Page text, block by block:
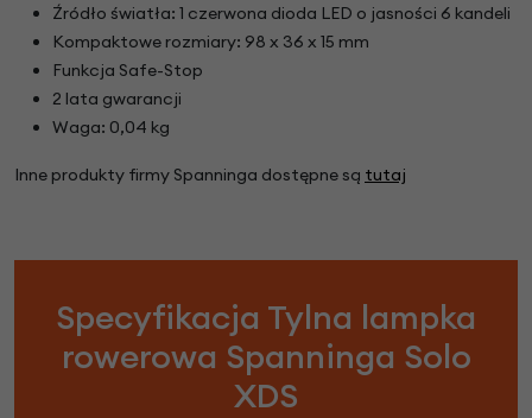
Źródło światła: 1 czerwona dioda LED o jasności 6 kandeli
Kompaktowe rozmiary: 98 x 36 x 15 mm
Funkcja Safe-Stop
2 lata gwarancji
Waga: 0,04 kg
Inne produkty firmy Spanninga dostępne są tutaj
Specyfikacja Tylna lampka
rowerowa Spanninga Solo
XDS